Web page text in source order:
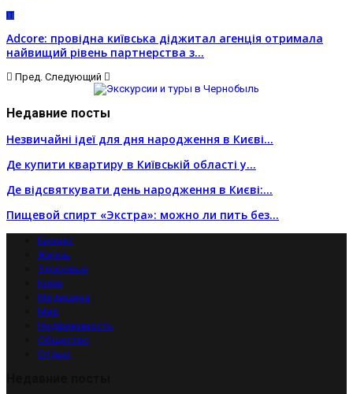
IT
Adcore: провідна київська діджитал агенція отримала
найвищий рівень партнерства з…
Пред. Следующий
Недавние посты
Незвичайні ідеї для дня народження в Києві…
Де купити квартиру в Київській області у…
Де відсвяткувати день народження в Києві:…
Пищевой спирт «Экстра»: можно ли пить без…
Бизнес
Жизнь
Здоровье
Киев
Медицина
Мир
Недвижимость
Общество
Отдых